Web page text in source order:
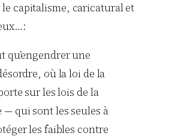
capitalisme, caricatural et
qu’engendrer une
où la loi de la
sur les lois de la
— qui sont les seules à
les faibles contre